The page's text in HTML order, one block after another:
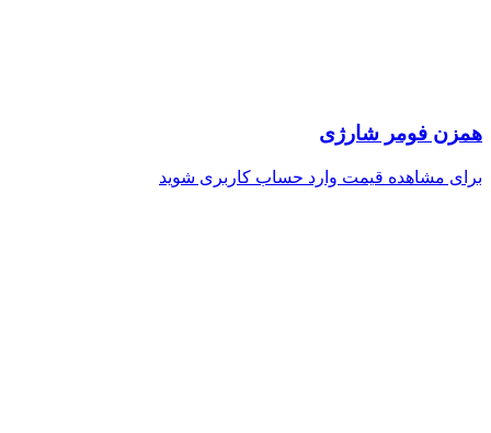
همزن فومر شارژی
برای مشاهده قیمت وارد حساب کاربری شوید